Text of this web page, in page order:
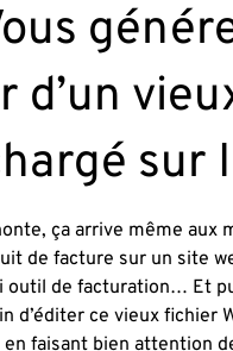
d’un
sur
ça arrive même
de facture sur un site
outil de facturation… Et
d’éditer ce vieux fichier
faisant bien attention